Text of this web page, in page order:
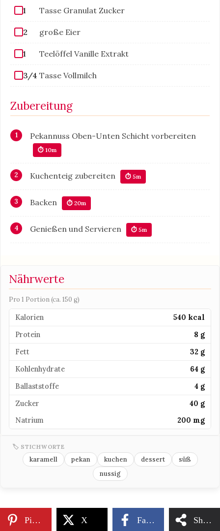
1 Tasse Granulat Zucker
2 große Eier
1 Teelöffel Vanille Extrakt
3/4 Tasse Vollmilch
Zubereitung
Pekannuss Oben-Unten Schicht vorbereiten
⏱ 10m
Kuchenteig zubereiten ⏱ 5m
Backen ⏱ 20m
Genießen und Servieren ⏱ 5m
Nährwerte
Pro 1 Portion (ca. 150 g)
Kalorien
540 kcal
Protein
8 g
Fett
32 g
Kohlenhydrate
64 g
Ballaststoffe
4 g
Zucker
40 g
Natrium
200 mg
🏷 STICHWORTE
karamell pekan kuchen dessert
süß
nussig
Pinterest X Facebook Share